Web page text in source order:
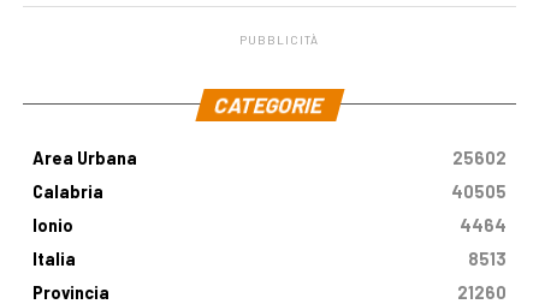
PUBBLICITÀ
CATEGORIE
Area Urbana
25602
Calabria
40505
Ionio
4464
Italia
8513
Provincia
21260